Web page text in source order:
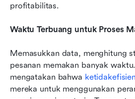
profitabilitas.
Waktu Terbuang untuk Proses
Memasukkan data, menghitung
pesanan memakan banyak
mengatakan bahwa
mereka untuk menggunakan